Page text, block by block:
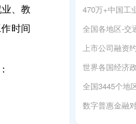
、教
时间
470万+中国工
全国3445个地